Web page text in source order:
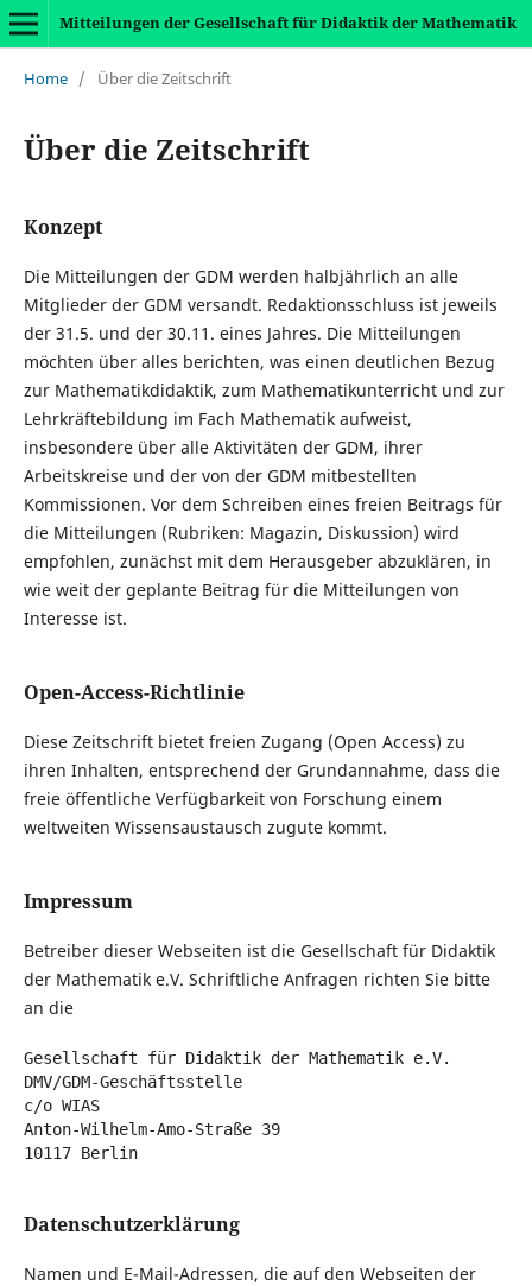
Mitteilungen der Gesellschaft für Didaktik der Mathematik
Home / Über die Zeitschrift
Über die Zeitschrift
Konzept
Die Mitteilungen der GDM werden halbjährlich an alle
Mitglieder der GDM versandt. Redaktionsschluss ist jeweils
der 31.5. und der 30.11. eines Jahres. Die Mitteilungen
möchten über alles berichten, was einen deutlichen Bezug
zur Mathematikdidaktik, zum Mathematikunterricht und zur
Lehrkräftebildung im Fach Mathematik aufweist,
insbesondere über alle Aktivitäten der GDM, ihrer
Arbeitskreise und der von der GDM mitbestellten
Kommissionen. Vor dem Schreiben eines freien Beitrags für
die Mitteilungen (Rubriken: Magazin, Diskussion) wird
empfohlen, zunächst mit dem Herausgeber abzuklären, in
wie weit der geplante Beitrag für die Mitteilungen von
Interesse ist.
Open-Access-Richtlinie
Diese Zeitschrift bietet freien Zugang (Open Access) zu
ihren Inhalten, entsprechend der Grundannahme, dass die
freie öffentliche Verfügbarkeit von Forschung einem
weltweiten Wissensaustausch zugute kommt.
Impressum
Betreiber dieser Webseiten ist die Gesellschaft für Didaktik
der Mathematik e.V. Schriftliche Anfragen richten Sie bitte
an die
Gesellschaft für Didaktik der Mathematik e.V.
DMV/GDM-Geschäftsstelle
c/o WIAS
Anton-Wilhelm-Amo-Straße 39
10117 Berlin
Datenschutzerklärung
Namen und E-Mail-Adressen, die auf den Webseiten der